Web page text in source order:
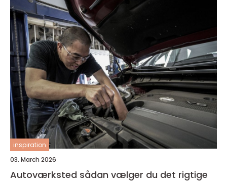
inspiration
03. March 2026
Autoværksted sådan vælger du det rigtige